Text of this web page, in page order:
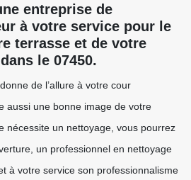
entreprise de
à votre service pour le
terrasse et de votre
le 07450.
de l’allure à votre cour
aussi une bonne image de votre
nécessite un nettoyage, vous pourrez
un professionnel en nettoyage
à votre service son professionnalisme